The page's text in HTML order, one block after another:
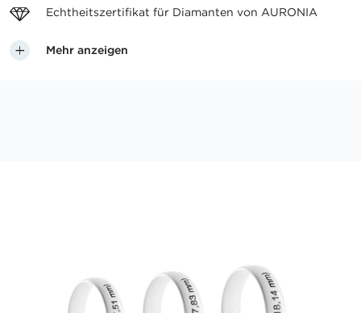
Echtheitszertifikat für Diamanten von AURONIA
Mehr anzeigen